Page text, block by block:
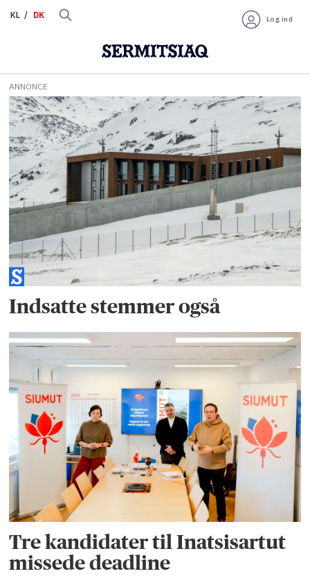
KL DK Log ind
Tag:
valg
til
inatsisartut
2025
ANNONCE
Indsatte stemmer også
Tre kandidater til Inatsisartut
missede deadline